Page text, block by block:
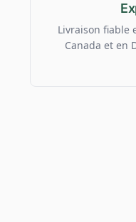
Livraison fiable
Canada et en